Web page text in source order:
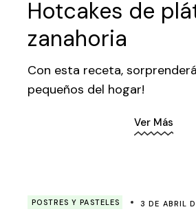
Hotcakes de
zanahoria
Con esta receta,
pequeños del hogar!
Ver Más
POSTRES Y PASTELES 3 DE ABRIL